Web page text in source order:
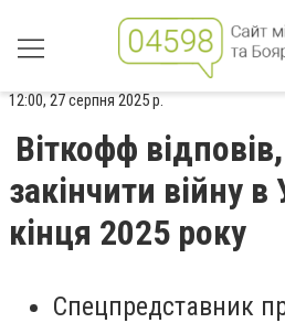
12:00, 27 серпня 2025 р.
Віткофф
закінчити війну в
кінця 2025 року
Спецпредставник